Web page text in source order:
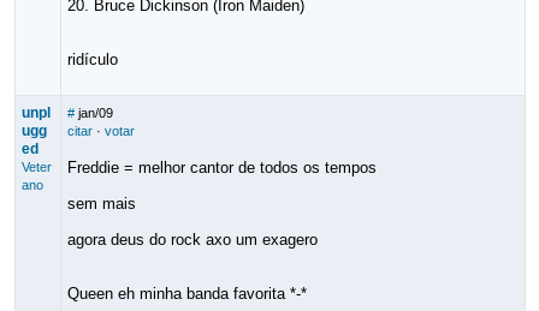
20. Bruce Dickinson (Iron Maiden)
ridículo
unpl
ugg
ed
Veter
ano
# jan/09
citar· votar
Freddie = melhor cantor de todos os tempos
sem mais
agora deus do rock axo um exagero
Queen eh minha banda favorita *-*